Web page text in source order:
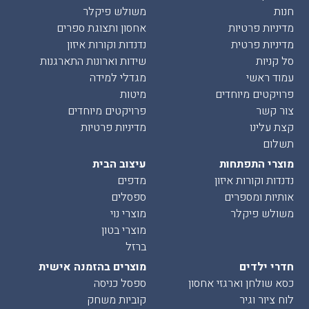
חנות
מדיניות פרטיות
מדיניות פרטית
סל קניות
עמוד ראשי
פרויקטים מיוחדים
צור קשר
קצת עלינו
תשלום
משולש פיקלר
אחסון ותצוגת ספרים
נדנדות וקורות איזון
שידות וארונות התארגנות
מגדלי למידה
מיטות
פרויקטים מיוחדים
מדיניות פרטיות
מוצרי התפתחות
נדנדות וקורות איזון
אותיות ומספרים
משולש פיקלר
עיצוב הבית
מדפים
ספסלים
מוצרי נוי
מוצרי בטון
ברזל
חדרי ילדים
כסא שולחן וארגזי אחסון
לוח ציור וגיר
מוצרים בהזמנה אישית
ספסל כניסה
קוביות משחק